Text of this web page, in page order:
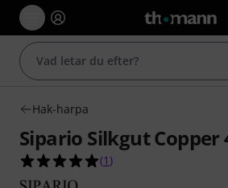
Hak-harpa
Sipario Silkgut Copper
5.0 av 5 stjärnor från 1
(1 )